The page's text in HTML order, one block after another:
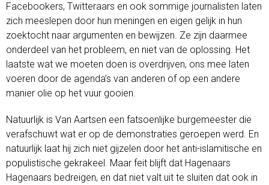
Facebookers, Twitteraars en ook sommige journalisten laten
zich meeslepen door hun meningen en eigen gelijk in hun
zoektocht naar argumenten en bewijzen. Ze zijn daarmee
onderdeel van het probleem, en niet van de oplossing. Het
laatste wat we moeten doen is overdrijven, ons mee laten
voeren door de agenda’s van anderen of op een andere
manier olie op het vuur gooien.
Natuurlijk is Van Aartsen een fatsoenlijke burgemeester die
verafschuwt wat er op de demonstraties geroepen werd. En
natuurlijk laat hij zich niet gijzelen door het anti-islamitische en
populistische gekrakeel. Maar feit blijft dat Hagenaars
Hagenaars bedreigen, en dat niet valt uit te sluiten dat ook in